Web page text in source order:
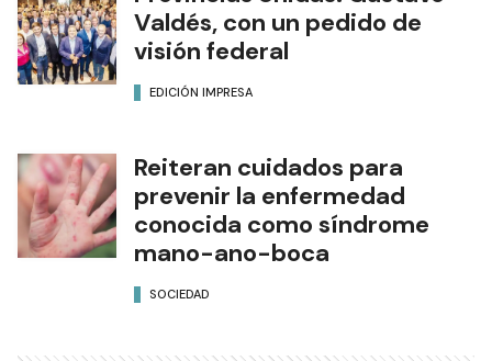
Valdés, con un pedido de
visión federal
EDICIÓN IMPRESA
Reiteran cuidados para
prevenir la enfermedad
conocida como síndrome
mano-ano-boca
SOCIEDAD